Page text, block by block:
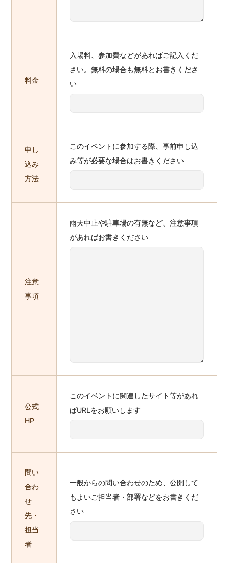
料金
入場料、参加費などがあればご記入くだ
さい。無料の場合も無料とお書きくださ
い
申し
込み
方法
このイベントに参加する際、事前申し込
み等が必要な場合はお書きください
注意
事項
雨天中止や駐車場の有無など、注意事項
があればお書きください
公式
HP
このイベントに関連したサイト等があれ
ばURLをお願いします
問い
合わ
せ
先・
担当
者
一般からの問い合わせのため、公開して
もよいご担当者・部署などをお書きくだ
さい